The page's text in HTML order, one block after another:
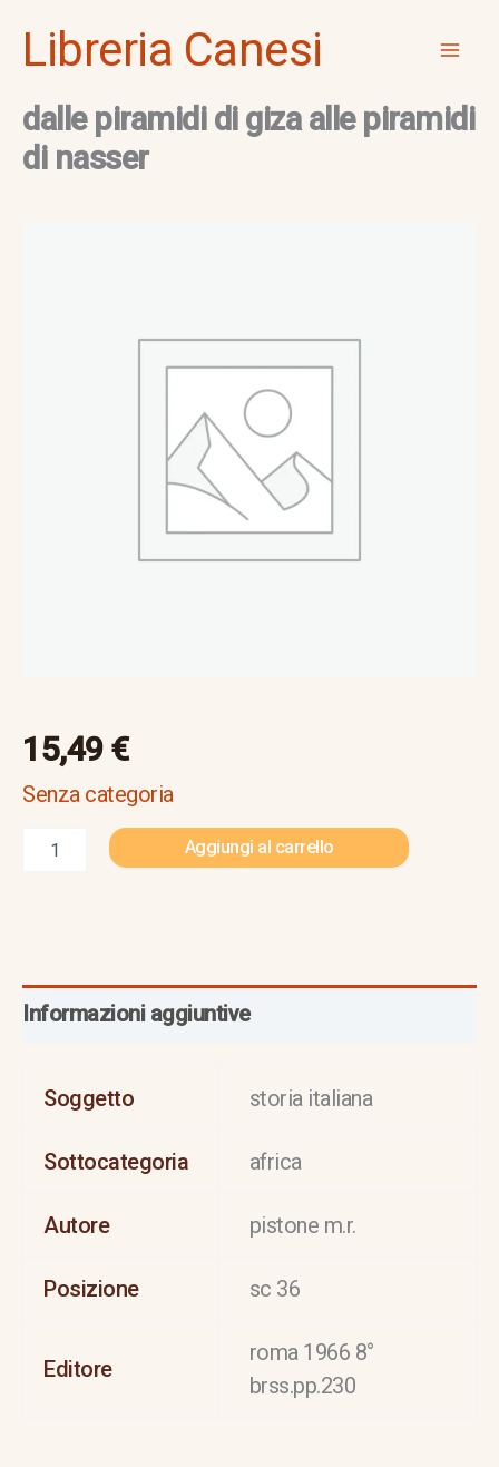
Libreria Canesi
dalle piramidi di giza alle piramidi
di nasser
15,49 €
Senza categoria
Aggiungi al carrello
Informazioni aggiuntive
Soggetto storia italiana
Sottocategoria africa
Autore pistone m.r.
Posizione sc 36
Editore
roma 1966 8°
brss.pp.230